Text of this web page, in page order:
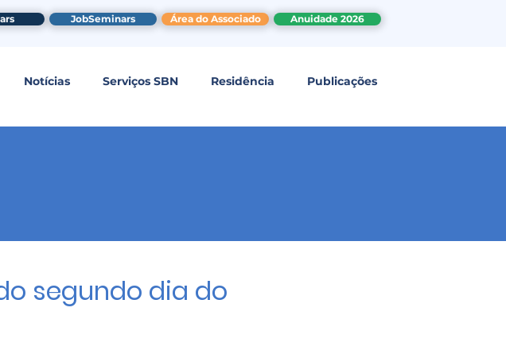
JobSeminars Área do Associado Anuidade 2026
Notícias Serviços SBN Residência Publicações
segundo dia do